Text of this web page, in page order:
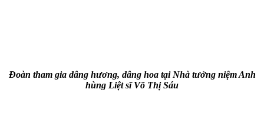
Đoàn tham gia dâng hương, dâng hoa tại Nhà tưởng niệm Anh
hùng Liệt sĩ Võ Thị Sáu